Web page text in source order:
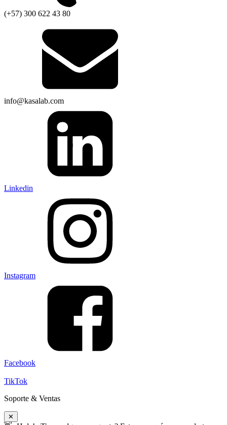
(+57) 300 622 43 80
info@kasalab.com
Linkedin
Instagram
Facebook
TikTok
Soporte & Ventas
✕